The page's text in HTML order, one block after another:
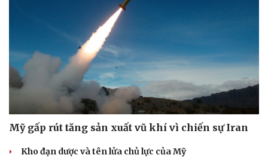
Mỹ gấp rút tăng sản xuất vũ khí vì chiến sự Iran
Kho đạn dược và tên lửa chủ lực của Mỹ